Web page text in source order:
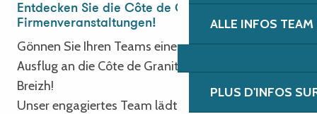
ALLE INFOS
PLUS D'INFOS
Diplomatiko - Brasserie Philomenn
Thomas Marty - Nouveau spectacle
Simon Cojean - 100% beurre salé
Verger/Cavalié, Groove & poésie languedocienne
Alice, folklore du futur
Sourdure
Entdecken Sie die Côte de Granit Rose für Ihre
Firmenveranstaltungen!
Gönnen Sie Ihren Teams einen inspirierenden
Ausflug an die Côte de Granit Rose. Degemer Mat e
Breizh!
Unser engagiertes Team lädt Sie ein, die Region